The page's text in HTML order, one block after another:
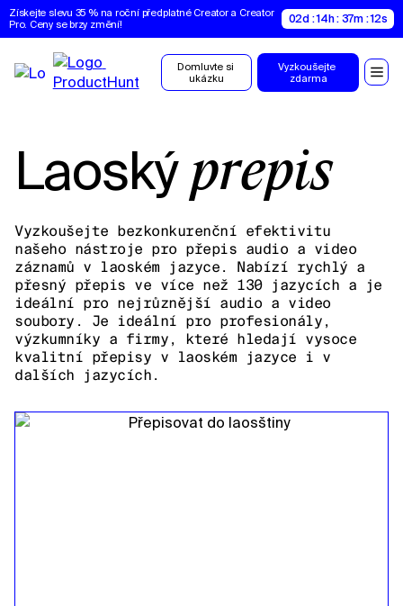
Získejte slevu 35 % na roční předplatné Creator a Creator
Pro. Ceny se brzy změní!
02d : 14h : 37m : 11s
Domluvte si
ukázku
Vyzkoušejte
zdarma
Laoský přepis
Vyzkoušejte bezkonkurenční efektivitu
našeho nástroje pro přepis audio a video
záznamů v laoském jazyce. Nabízí rychlý a
přesný přepis ve více než 130 jazycích a je
ideální pro nejrůznější audio a video
soubory. Je ideální pro profesionály,
výzkumníky a firmy, které hledají vysoce
kvalitní přepisy v laoském jazyce i v
dalších jazycích.